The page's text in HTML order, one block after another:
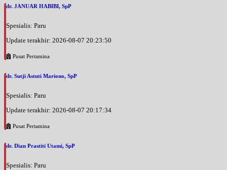
dr. JANUAR HABIBI, SpP
Spesialis: Paru
Update terakhir: 2026-08-07 20:23:50
Pusat Pertamina
dr. Sutji Astuti Mariono, SpP
Spesialis: Paru
Update terakhir: 2026-08-07 20:17:34
Pusat Pertamina
dr. Dian Prastiti Utami, SpP
Spesialis: Paru